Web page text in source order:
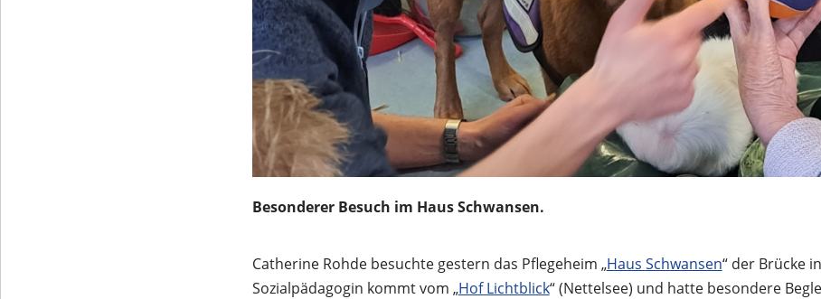
Besonderer Besuch im Haus Schwansen.
Catherine Rohde besuchte gestern das Pflegeheim „Haus Schwansen“ der Brücke
Sozialpädagogin kommt vom „Hof Lichtblick“ (Nettelsee) und hatte besondere